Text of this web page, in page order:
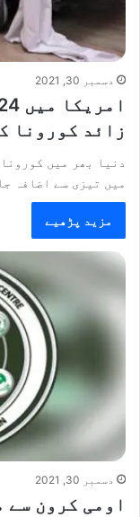
دسمبر 30, 2021
زائد کورونا
دنیا بھر میں
میں تیزی سے اضافہ
مزید پڑھیے
دسمبر 30, 2021
اومی کرون سے